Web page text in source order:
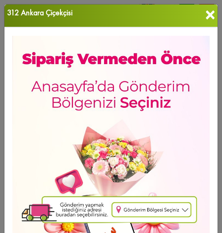
Ana Sayfa Saksı Çiçekleri
Sıralama
Ücretsiz Teslimat
Spati Barış Çiçeği
1.814,37 TL
2 - 4 - 6 Taksit Se?enei
312 Ankara Çiçekçisi ×